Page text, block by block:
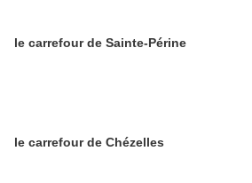
le carrefour de Sainte-Périne
le carrefour de Chézelles